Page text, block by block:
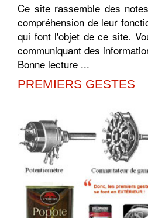
Ce site rassemble des
compréhension de leur
qui font l'objet de ce site.
communiquant des
Bonne lecture ...
PREMIERS GESTES